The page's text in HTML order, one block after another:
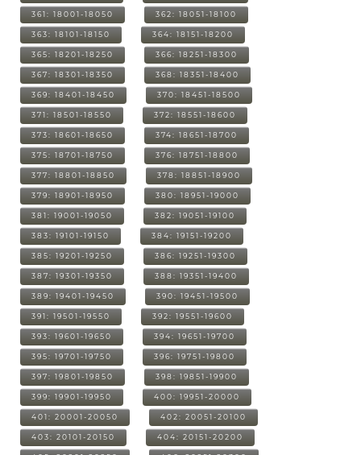
361: 18001-18050 362: 18051-18100
363: 18101-18150 364: 18151-18200
365: 18201-18250 366: 18251-18300
367: 18301-18350 368: 18351-18400
369: 18401-18450 370: 18451-18500
371: 18501-18550 372: 18551-18600
373: 18601-18650 374: 18651-18700
375: 18701-18750 376: 18751-18800
377: 18801-18850 378: 18851-18900
379: 18901-18950 380: 18951-19000
381: 19001-19050 382: 19051-19100
383: 19101-19150 384: 19151-19200
385: 19201-19250 386: 19251-19300
387: 19301-19350 388: 19351-19400
389: 19401-19450 390: 19451-19500
391: 19501-19550 392: 19551-19600
393: 19601-19650 394: 19651-19700
395: 19701-19750 396: 19751-19800
397: 19801-19850 398: 19851-19900
399: 19901-19950 400: 19951-20000
401: 20001-20050 402: 20051-20100
403: 20101-20150 404: 20151-20200